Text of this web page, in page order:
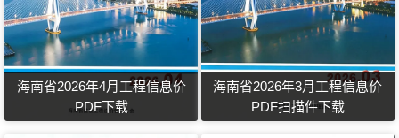
海南省2026年4月工程信息价
PDF下载
海南省2026年3月工程信息价
PDF扫描件下载